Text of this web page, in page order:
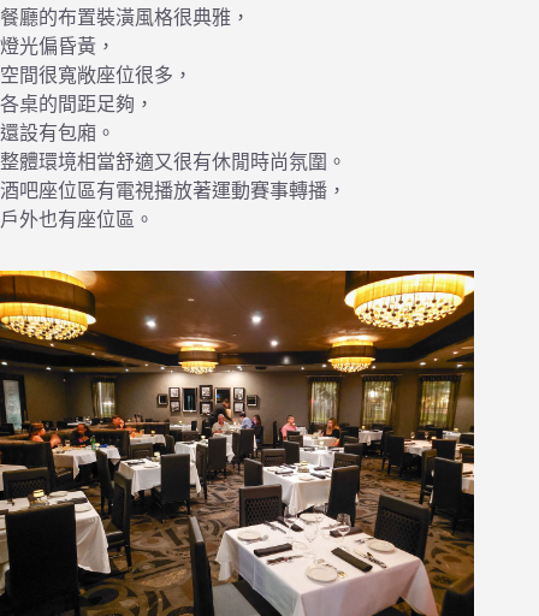
餐廳的布置裝潢風格很典雅，
燈光偏昏黃，
空間很寬敞座位很多，
各桌的間距足夠，
還設有包廂。
整體環境相當舒適又很有休閒時尚氛圍。
酒吧座位區有電視播放著運動賽事轉播，
戶外也有座位區。